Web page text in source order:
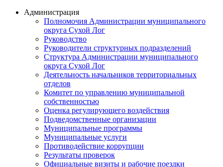
Администрация
Полномочия Администрации муниципального
округа Сухой Лог
Руководство
Руководители структурных подразделений
Структура Администрации муниципального
округа Сухой Лог
Деятельность начальников территориальных
отделов
Комитет по управлению муниципальной
собственностью
Оценка регулирующего воздействия
Подведомственные организации
Муниципальные программы
Муниципальные услуги
Противодействие коррупции
Результаты проверок
Официальные визиты и рабочие поездки